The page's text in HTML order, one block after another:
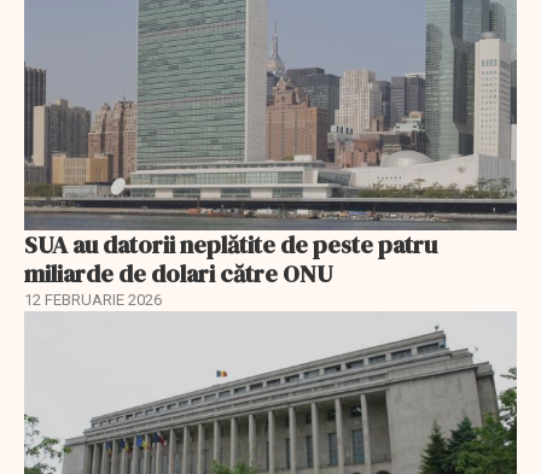
SUA au datorii neplătite de peste patru
miliarde de dolari către ONU
12 FEBRUARIE 2026